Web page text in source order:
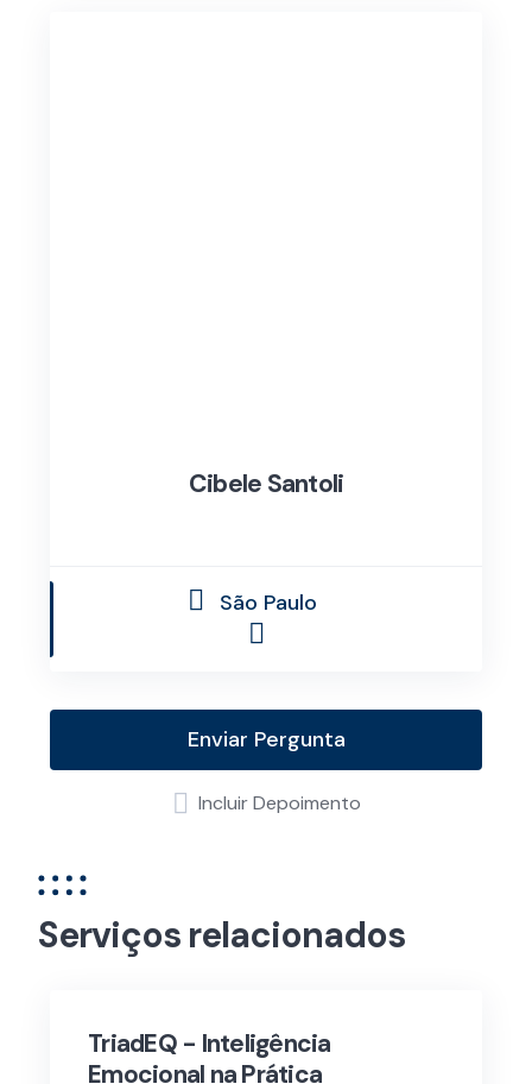
Cibele Santoli
São Paulo
Enviar Pergunta
Incluir Depoimento
Serviços relacionados
TriadEQ - Inteligência
Emocional na Prática​